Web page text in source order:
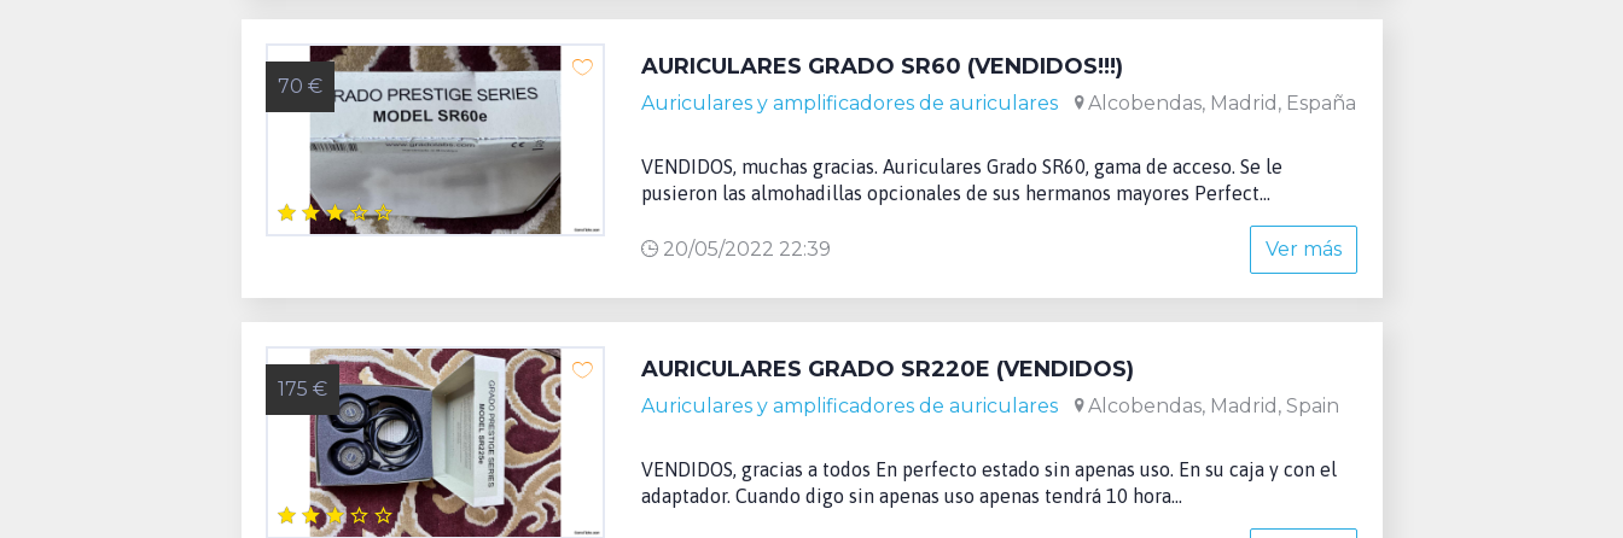
70 €
AURICULARES GRADO SR60 (VENDIDOS!!!)
Auriculares y amplificadores de auriculares Alcobendas, Madrid, España
VENDIDOS, muchas gracias. Auriculares Grado SR60, gama de acceso. Se le
pusieron las almohadillas opcionales de sus hermanos mayores Perfect...
20/05/2022 22:39 Ver más
175 €
AURICULARES GRADO SR220E (VENDIDOS)
Auriculares y amplificadores de auriculares Alcobendas, Madrid, Spain
VENDIDOS, gracias a todos En perfecto estado sin apenas uso. En su caja y con el
adaptador. Cuando digo sin apenas uso apenas tendrá 10 hora...